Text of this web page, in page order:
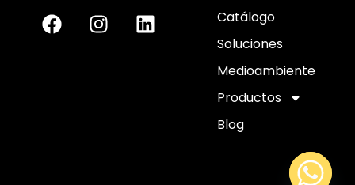
Catálogo
Soluciones
Medioambiente
Productos
Blog